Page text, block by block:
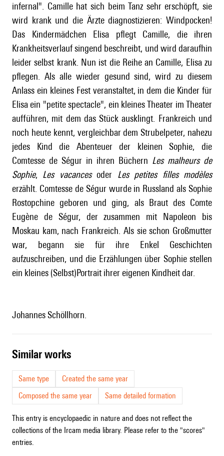
infernal". Camille hat sich beim Tanz sehr erschöpft, sie
wird krank und die Ärzte diagnostizieren: Windpocken!
Das Kindermädchen Elisa pflegt Camille, die ihren
Krankheitsverlauf singend beschreibt, und wird daraufhin
leider selbst krank. Nun ist die Reihe an Camille, Elisa zu
pflegen. Als alle wieder gesund sind, wird zu diesem
Anlass ein kleines Fest veranstaltet, in dem die Kinder für
Elisa ein "petite spectacle", ein kleines Theater im Theater
aufführen, mit dem das Stück ausklingt. Frankreich und
noch heute kennt, vergleichbar dem Strubelpeter, nahezu
jedes Kind die Abenteuer der kleinen Sophie, die
Comtesse de Ségur in ihren Büchern Les malheurs de
Sophie, Les vacancesoder Les petites filles modèles
erzählt. Comtesse de Ségur wurde in Russland als Sophie
Rostopchine geboren und ging, als Braut des Comte
Eugène de Ségur, der zusammen mit Napoleon bis
Moskau kam, nach Frankreich. Als sie schon Großmutter
war, begann sie für ihre Enkel Geschichten
aufzuschreiben, und die Erzählungen über Sophie stellen
ein kleines (Selbst)Portrait ihrer eigenen Kindheit dar.
Johannes Schöllhorn.
similar works
Same type
Created the same year
Composed the same year
Same detailed formation
This entry is encyclopaedic in nature and does not reflect the
collections of the Ircam media library. Please refer to the "scores"
entries.